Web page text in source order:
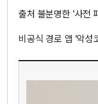
출처 불분명한 '사전
비공식 경로 앱 '악